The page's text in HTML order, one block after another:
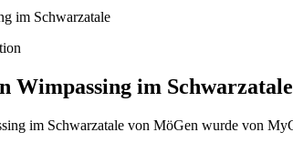
im Schwarzatale
Wimpassing im
im Schwarzatale von MöGen wurde von